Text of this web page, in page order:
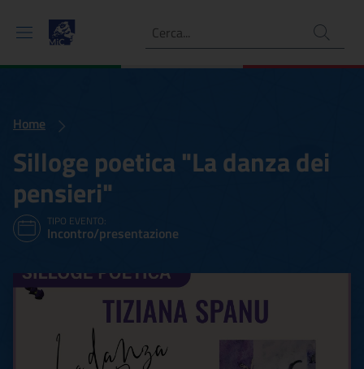
Ricerca
Home
Silloge poetica "La danza dei
pensieri"
TIPO EVENTO:
Incontro/presentazione
Silloge poetica "La danza